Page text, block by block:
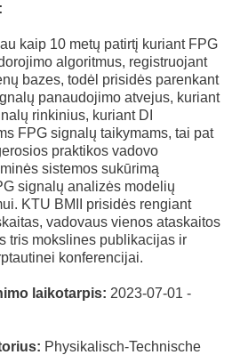
kaip 10 metų patirtį kuriant FPG
algoritmus, registruojant
bazes, todėl prisidės parenkant
panaudojimo atvejus, kuriant
rinkinius, kuriant DI
FPG signalų taikymams, tai pat
praktikos vadovo
sistemos sukūrimą
signalų analizės modelių
KTU BMII prisidės rengiant
vadovaus vienos ataskaitos
tris mokslines publikacijas ir
konferencijai.
laikotarpis: 2023-07-01 -
Physikalisch-Technische